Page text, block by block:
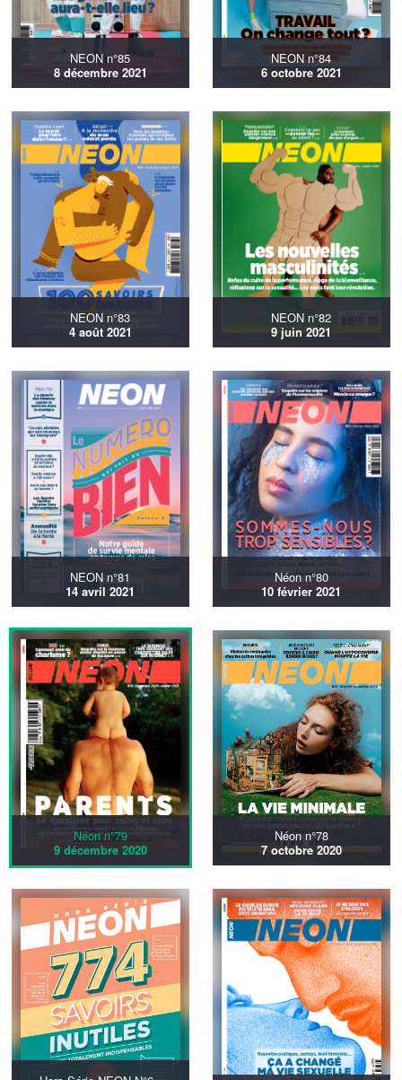
NEON n°85
8 décembre 2021
NEON n°84
6 octobre 2021
NEON n°83
4 août 2021
NEON n°82
9 juin 2021
NEON n°81
14 avril 2021
Néon n°80
10 février 2021
Néon n°79
9 décembre 2020
Néon n°78
7 octobre 2020